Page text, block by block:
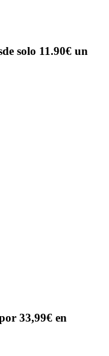
solo 11.90€ un
33,99€ en